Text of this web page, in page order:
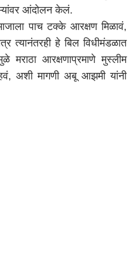
आंदोलन केलं.
पाच टक्के आरक्षण मिळावं,
त्यानंतरही हे बिल विधीमंडळात
मराठा आरक्षणाप्रमाणे मुस्लीम
अशी मागणी अबू आझमी यांनी